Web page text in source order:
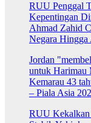
RUU Penggal
Kepentingan
Ahmad Zahid
Negara Hingga
Jordan
untuk Harimau
Kemarau 43
– Piala Asia
RUU Kekalkan